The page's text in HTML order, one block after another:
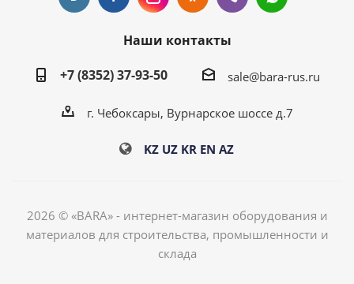
Наши контакты
+7 (8352) 37-93-50
sale@bara-rus.ru
г. Чебоксары, Вурнарское шоссе д.7
KZ UZ KR EN AZ
2026 © «BARA» - интернет-магазин оборудования и
материалов для строительства, промышленности и
склада